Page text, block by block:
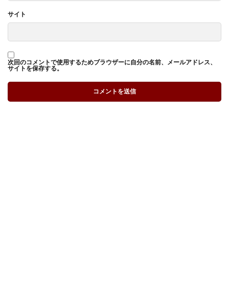
サイト
次回のコメントで使用するためブラウザーに自分の名前、メールアドレス、
サイトを保存する。